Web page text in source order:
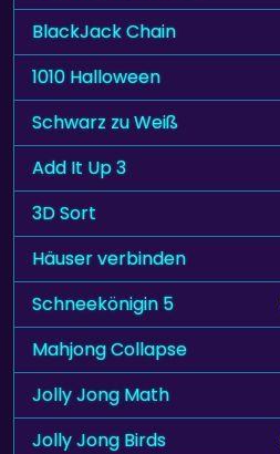
BlackJack Chain
1010 Halloween
Schwarz zu Weiß
Add It Up 3
3D Sort
Häuser verbinden
Schneekönigin 5
Mahjong Collapse
Jolly Jong Math
Jolly Jong Birds